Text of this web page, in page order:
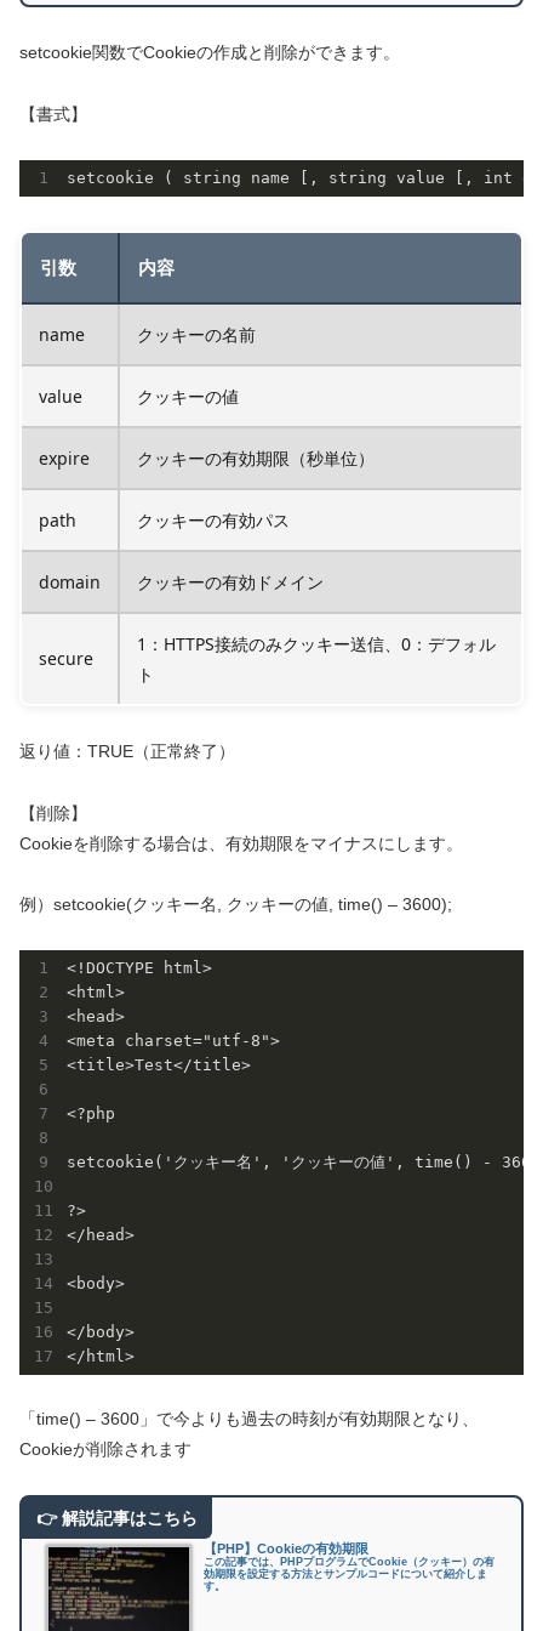
setcookie関数でCookieの作成と削除ができます。
【書式】
引数 内容
name クッキーの名前
value クッキーの値
expire クッキーの有効期限（秒単位）
path クッキーの有効パス
domain クッキーの有効ドメイン
secure
1：HTTPS接続のみクッキー送信、0：デフォル
ト
返り値：TRUE（正常終了）
【削除】
Cookieを削除する場合は、有効期限をマイナスにします。
例）setcookie(クッキー名, クッキーの値, time() – 3600);
<!DOCTYPE html>
<html>
<head>
<meta charset="utf-8">
<title>Test</title>
<?php
setcookie('クッキー名', 'クッキーの値', time() -
?>
</head>
<body>
</body>
「time() – 3600」で今よりも過去の時刻が有効期限となり、
Cookieが削除されます
【PHP】Cookieの有効期限
この記事では、PHPプログラムでCookie（クッキー）の有
効期限を設定する方法とサンプルコードについて紹介しま
す。